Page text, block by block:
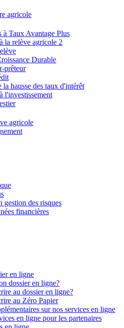
agricole
à Taux Avantage Plus
la relève agricole 2
Durable
prêteur
hausse des taux d'intérêt
l'investissement
agricole
gestion des risques
financières
en ligne
dossier en ligne?
au dossier en ligne?
au Zéro Papier
sur nos services en ligne
en ligne pour les partenaires